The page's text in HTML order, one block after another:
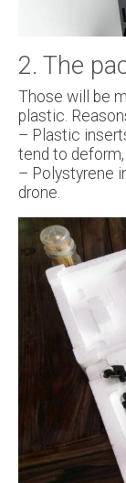
2. The
Those will be
plastic.
– Plastic
tend to deform,
– Polystyrene
drone.